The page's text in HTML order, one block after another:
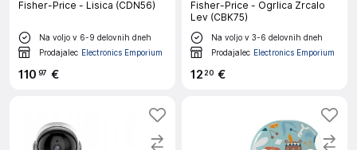
Fisher-Price - Lisica (CDN56)
Na voljo v 6-9 delovnih dneh
Prodajalec Electronics Emporium
110 97 €
Fisher-Price - Ogrlica Zrcalo
Lev (CBK75)
Na voljo v 3-6 delovnih dneh
Prodajalec Electronics Emporium
12 20 €